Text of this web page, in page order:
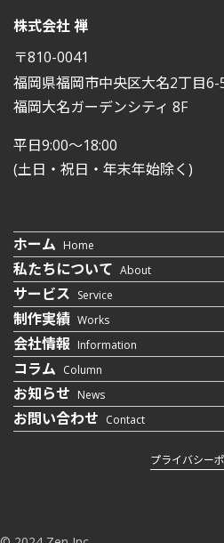
株式会社 禅
〒810-0041
福岡県福岡市中央区大名2丁目6-
福岡大名ガーデンシティ 8F
平日9:00〜18:00
(土日・祝日・年末年始除く)
ホーム Home
私たちについて About
サービス Service
制作実績 Works
会社情報 Information
コラム Column
お知らせ News
お問い合わせ Contact
プライバシー